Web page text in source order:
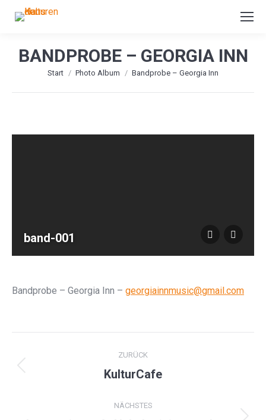
BANDPROBE – GEORGIA INN
Sie befinden sich hier:
Start Photo Album Bandprobe – Georgia Inn
band-001
Bandprobe – Georgia Inn – georgiainnmusic@gmail.com
NAVIGATIONZURÜCK
Vorheriges
KulturCafe
NÄCHSTES